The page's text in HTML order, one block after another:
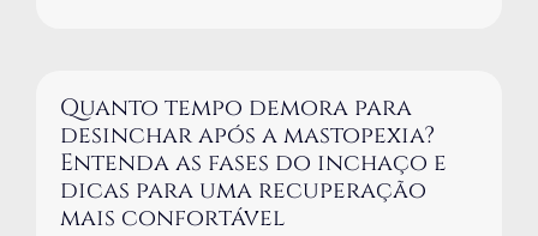
Quanto tempo demora para
desinchar após a mastopexia?
Entenda as fases do inchaço e
dicas para uma recuperação
mais confortável